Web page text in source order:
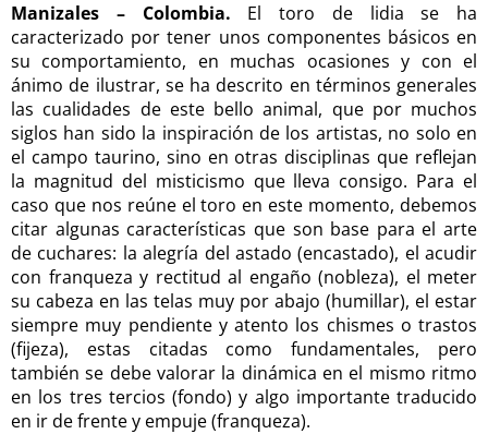
Manizales – Colombia. El toro de lidia se ha
caracterizado por tener unos componentes básicos en
su comportamiento, en muchas ocasiones y con el
ánimo de ilustrar, se ha descrito en términos generales
las cualidades de este bello animal, que por muchos
siglos han sido la inspiración de los artistas, no solo en
el campo taurino, sino en otras disciplinas que reflejan
la magnitud del misticismo que lleva consigo. Para el
caso que nos reúne el toro en este momento, debemos
citar algunas características que son base para el arte
de cuchares: la alegría del astado (encastado), el acudir
con franqueza y rectitud al engaño (nobleza), el meter
su cabeza en las telas muy por abajo (humillar), el estar
siempre muy pendiente y atento los chismes o trastos
(fijeza), estas citadas como fundamentales, pero
también se debe valorar la dinámica en el mismo ritmo
en los tres tercios (fondo) y algo importante traducido
en ir de frente y empuje (franqueza).